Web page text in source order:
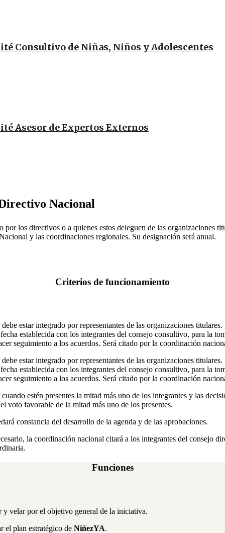
Consultivo de Niñas, Niños y Adolescentes
Asesor de Expertos Externos
Nacional
por los directivos o a quienes estos deleguen de las organizaciones
y las coordinaciones regionales. Su designación será anual.
Criterios de funcionamiento
estar integrado por representantes de las organizaciones
establecida con los integrantes del consejo consultivo, para la
seguimiento a los acuerdos. Será citado por la coordinación
estar integrado por representantes de las organizaciones
establecida con los integrantes del consejo consultivo, para la
seguimiento a los acuerdos. Será citado por la coordinación
estén presentes la mitad más uno de los integrantes y las
voto favorable de la mitad más uno de los presentes.
constancia del desarrollo de la agenda y de las aprobaciones.
la coordinación nacional citará a los integrantes del consejo
Funciones
y velar por el objetivo general de la iniciativa.
el plan estratégico de NiñezYA.